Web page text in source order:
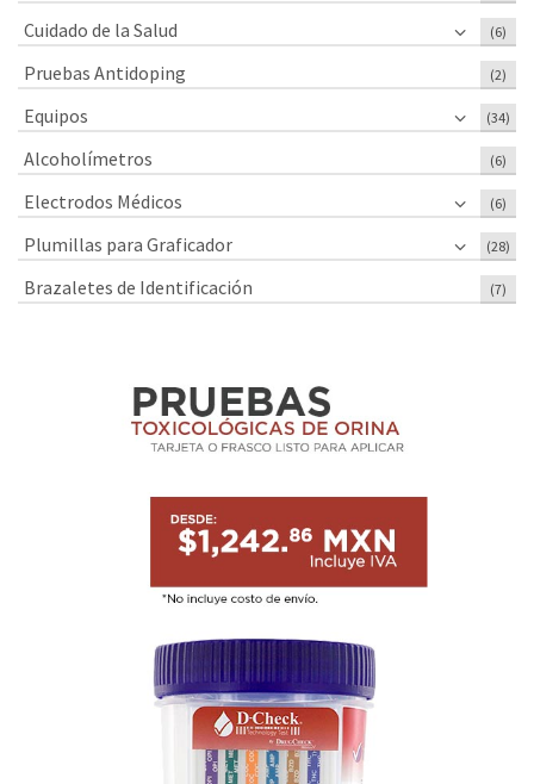
Cuidado de la Salud (6)
Pruebas Antidoping (2)
Equipos (34)
Alcoholímetros (6)
Electrodos Médicos (6)
Plumillas para Graficador (28)
Brazaletes de Identificación (7)